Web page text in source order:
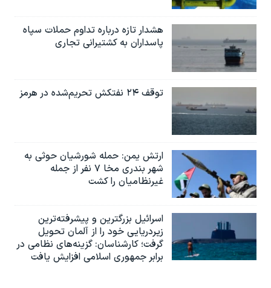
هشدار تازه درباره تداوم حملات سپاه
پاسداران به کشتیرانی تجاری
توقف ۲۴ نفتکش تحریم‌شده در هرمز
ارتش یمن: حمله شورشیان حوثی به
شهر بندری مخا ۷ نفر از جمله
غیرنظامیان را کشت
اسرائيل بزرگترین و پیشرفته‌ترین
زیردریایی خود را از آلمان تحویل
گرفت؛ کارشناسان: گزینه‌های نظامی در
برابر جمهوری اسلامی افزایش یافت